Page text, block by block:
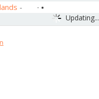
Updating...
-